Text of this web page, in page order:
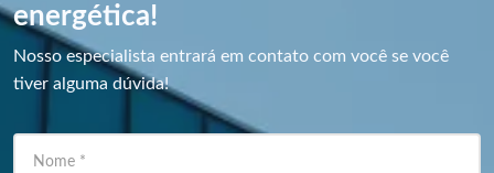
energética!
Nosso especialista entrará em contato com você se você
tiver alguma dúvida!
Nome *